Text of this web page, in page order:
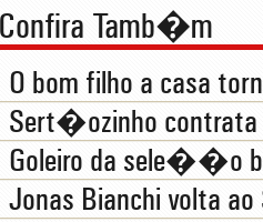
Confira Tamb�m
O bom filho a casa
Sert�ozinho contrata
Goleiro da sele��o
Jonas Bianchi volta